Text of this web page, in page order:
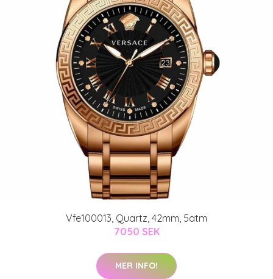
Vfe100013, Quartz, 42mm, 5atm
7050 SEK
MER INFO!